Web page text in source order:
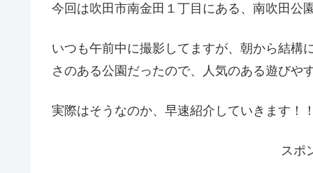
今回は吹田市南金田１丁目にある、南吹田公
いつも午前中に撮影してますが、朝から結構
さのある公園だったので、人気のある遊びや
実際はそうなのか、早速紹介していきます！
スポ